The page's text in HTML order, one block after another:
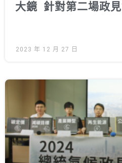
大鏡 針對第二場政
2023 年 12 月 27 日